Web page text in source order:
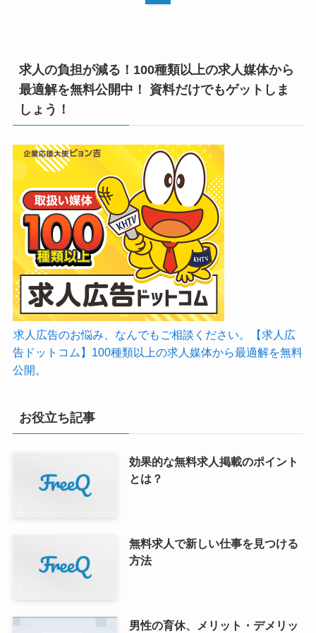
求人の負担が減る！100種類以上の求人媒体から
最適解を無料公開中！ 資料だけでもゲットしま
しょう！
求人広告のお悩み、なんでもご相談ください。【求人広
告ドットコム】100種類以上の求人媒体から最適解を無料
公開。
お役立ち記事
効果的な無料求人掲載のポイント
とは？
無料求人で新しい仕事を見つける
方法
男性の育休、メリット・デメリッ